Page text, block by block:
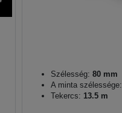
Szélesség: 80 mm
A minta szélessége:
Tekercs: 13.5 m